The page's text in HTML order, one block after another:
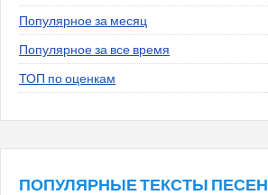
Популярное за месяц
Популярное за все время
ТОП по оценкам
ПОПУЛЯРНЫЕ ТЕКСТЫ ПЕСЕН